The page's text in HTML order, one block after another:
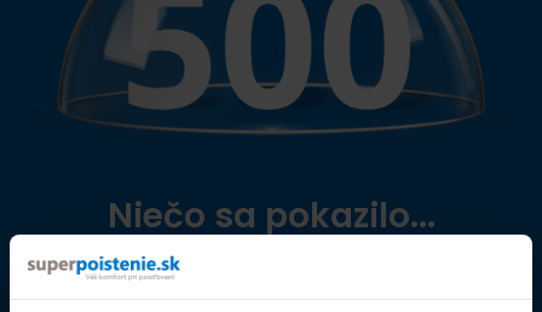
Niečo sa pokazilo...
Přejít na úvodní stránku